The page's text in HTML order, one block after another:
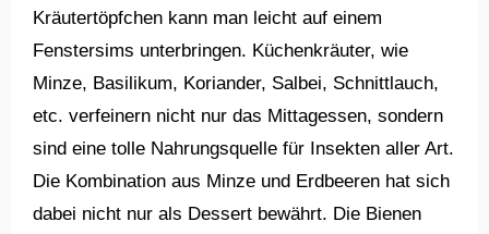
Kräutertöpfchen kann man leicht auf einem
Fenstersims unterbringen. Küchenkräuter, wie
Minze, Basilikum, Koriander, Salbei, Schnittlauch,
etc. verfeinern nicht nur das Mittagessen, sondern
sind eine tolle Nahrungsquelle für Insekten aller Art.
Die Kombination aus Minze und Erdbeeren hat sich
dabei nicht nur als Dessert bewährt. Die Bienen